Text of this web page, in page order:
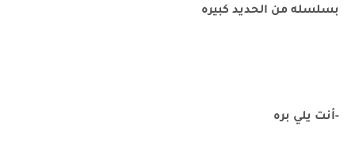
بسلسله من الحديد كبيره
-أنت يلي بره